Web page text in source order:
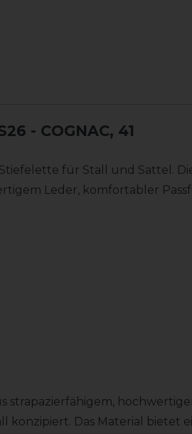
- COGNAC, 41
für Stall und Sattel.
Leder, komfortabler
strapazierfähigem,
konzipiert. Das Material bietet